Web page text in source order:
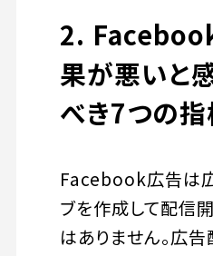
2.
果が悪いと
べき7つの
Facebook広告は
ブを作成して配信
はありません。広